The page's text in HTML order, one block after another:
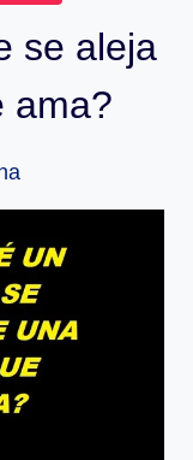
se aleja
ama?